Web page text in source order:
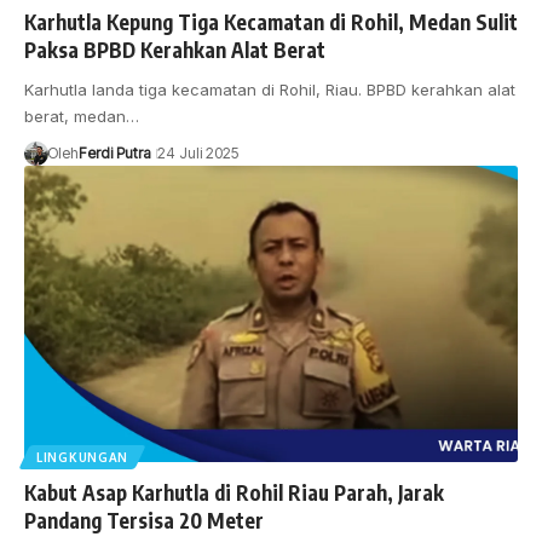
Karhutla Kepung Tiga Kecamatan di Rohil, Medan Sulit
Paksa BPBD Kerahkan Alat Berat
Karhutla landa tiga kecamatan di Rohil, Riau. BPBD kerahkan alat
berat, medan…
OlehFerdi Putra 24 Juli 2025
LINGKUNGAN
Kabut Asap Karhutla di Rohil Riau Parah, Jarak
Pandang Tersisa 20 Meter